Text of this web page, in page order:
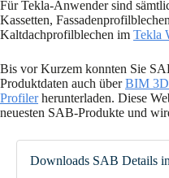
Für Tekla-Anwender sind
Kassetten,
Kaltdachprofilblechen im Tekla
Bis vor Kurzem konnten Sie
Produktdaten auch überBIM 3D
Profilerherunterladen. Diese
neuesten SAB-Produkte und
Downloads SAB Details